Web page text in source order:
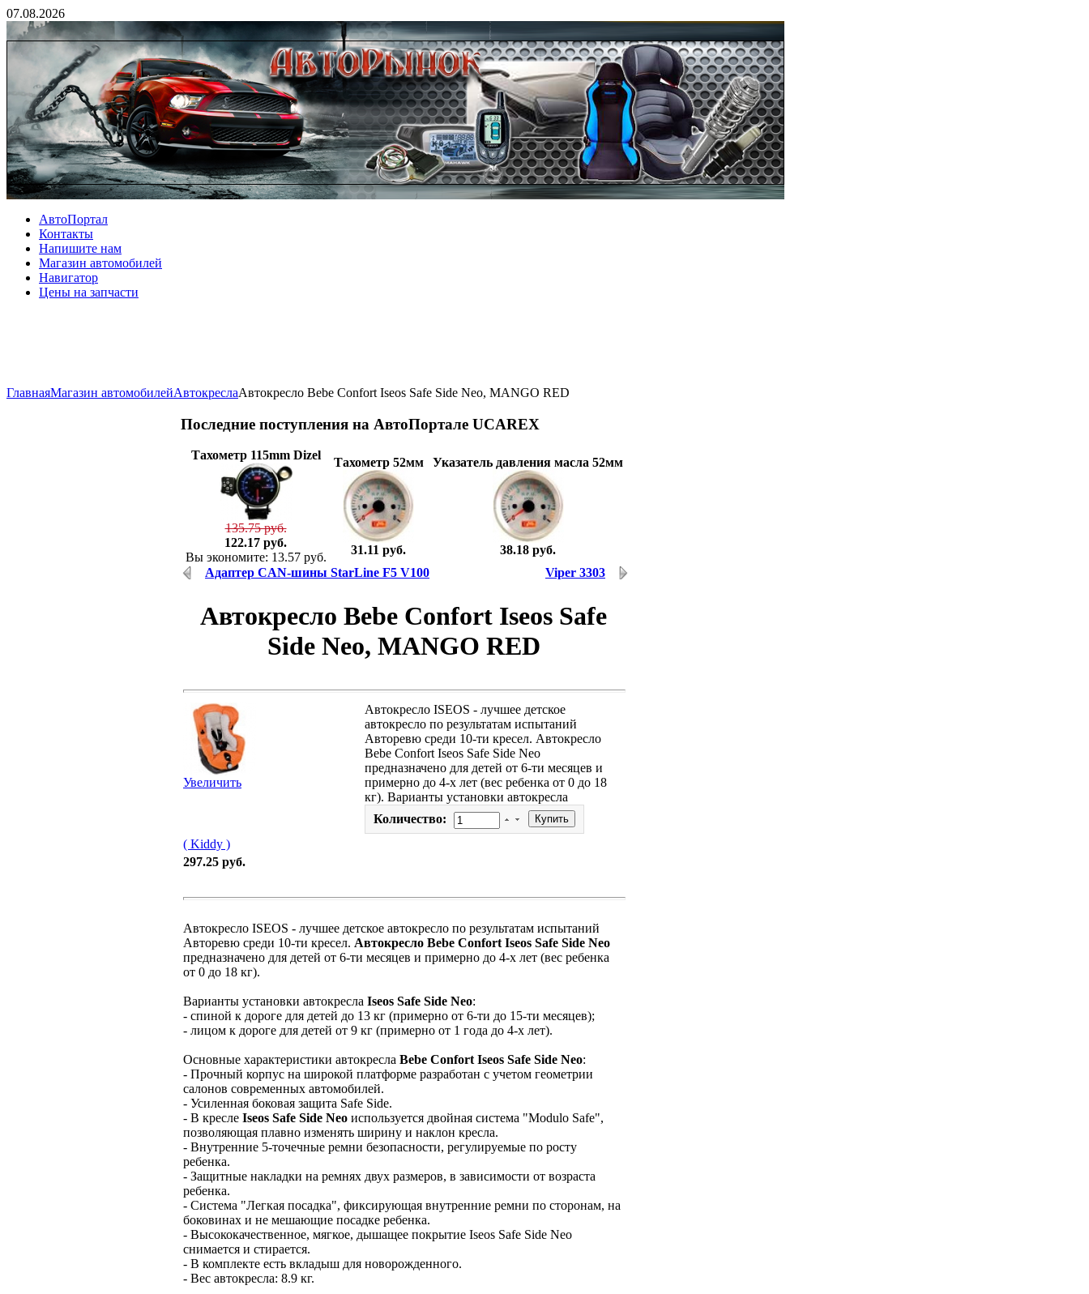
07.08.2026
АвтоПортал
Контакты
Напишите нам
Магазин автомобилей
Навигатор
Цены на запчасти
ГлавнаяМагазин автомобилейАвтокреслаАвтокресло Bebe Confort Iseos Safe Side Neo, MANGO RED
Последние поступления на АвтоПортале UCAREX
Тахометр 115mm Dizel
135.75 руб.
122.17 руб.
Вы экономите: 13.57 руб.
Тахометр 52мм
31.11 руб.
Указатель давления масла 52мм
38.18 руб.
Адаптер CAN-шины StarLine F5 V100
Viper 3303
Автокресло Bebe Confort Iseos Safe
Side Neo, MANGO RED
Увеличить
Автокресло ISEOS - лучшее детское
автокресло по результатам испытаний
Авторевю среди 10-ти кресел. Автокресло
Bebe Confort Iseos Safe Side Neo
предназначено для детей от 6-ти месяцев и
примерно до 4-х лет (вес ребенка от 0 до 18
кг). Варианты установки автокресла
Количество:
( Kiddy )
297.25 руб.
Автокресло ISEOS - лучшее детское автокресло по результатам испытаний
Авторевю среди 10-ти кресел. Автокресло Bebe Confort Iseos Safe Side Neo
предназначено для детей от 6-ти месяцев и примерно до 4-х лет (вес ребенка
от 0 до 18 кг).
Варианты установки автокресла Iseos Safe Side Neo:
- спиной к дороге для детей до 13 кг (примерно от 6-ти до 15-ти месяцев);
- лицом к дороге для детей от 9 кг (примерно от 1 года до 4-х лет).
Основные характеристики автокресла Bebe Confort Iseos Safe Side Neo:
- Прочный корпус на широкой платформе разработан с учетом геометрии
салонов современных автомобилей.
- Усиленная боковая защита Safe Side.
- В кресле Iseos Safe Side Neo используется двойная система "Modulo Safe",
позволяющая плавно изменять ширину и наклон кресла.
- Внутренние 5-точечные ремни безопасности, регулируемые по росту
ребенка.
- Защитные накладки на ремнях двух размеров, в зависимости от возраста
ребенка.
- Система "Легкая посадка", фиксирующая внутренние ремни по сторонам, на
боковинах и не мешающие посадке ребенка.
- Высококачественное, мягкое, дышащее покрытие Iseos Safe Side Neo
снимается и стирается.
- В комплекте есть вкладыш для новорожденного.
- Вес автокресла: 8.9 кг.